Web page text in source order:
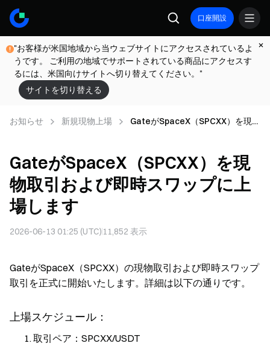
口座開設
"お客様が米国地域から当ウェブサイトにアクセスされているよ
うです。 ご利用の地域でサポートされている商品にアクセスす
るには、米国向けサイトへ切り替えてください。"
サイトを切り替える
お知らせ 新規現物上場
GateがSpaceX（SPCXX）を現物
GateがSpaceX（SPCXX）を現
物取引および即時スワップに上
場します
2026-06-13 01:25 (UTC) 11,852 表示
GateがSpaceX（SPCXX）の現物取引および即時スワップ
取引を正式に開始いたします。詳細は以下の通りです。
上場スケジュール：
取引ペア：SPCXX/USDT